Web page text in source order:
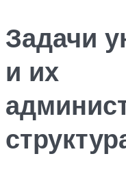
Задачи
и их